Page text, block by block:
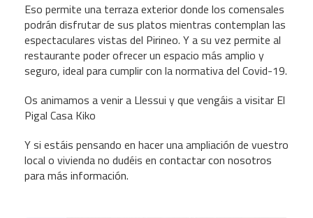
Eso permite una terraza exterior donde los comensales
podrán disfrutar de sus platos mientras contemplan las
espectaculares vistas del Pirineo. Y a su vez permite al
restaurante poder ofrecer un espacio más amplio y
seguro, ideal para cumplir con la normativa del Covid-19.
Os animamos a venir a Llessui y que vengáis a visitar El
Pigal Casa Kiko
Y si estáis pensando en hacer una ampliación de vuestro
local o vivienda no dudéis en contactar con nosotros
para más información.